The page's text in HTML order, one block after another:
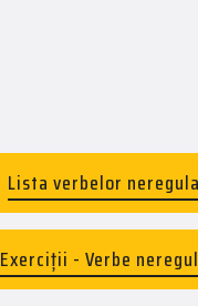
Lista verbelor
Exerciții - Verbe